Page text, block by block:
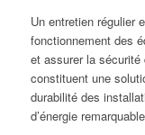
Un entretien régulier
fonctionnement des
et assurer la sécurité
constituent une
durabilité des
d’énergie